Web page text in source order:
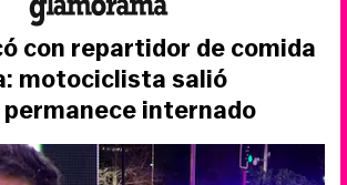
con repartidor de comida
motociclista salió
internado